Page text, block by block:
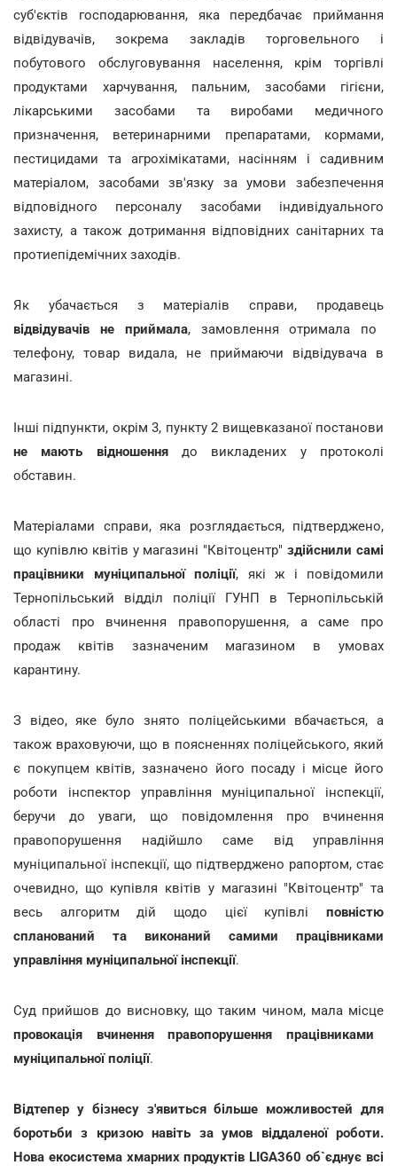
суб'єктів господарювання, яка передбачає приймання
відвідувачів, зокрема закладів торговельного і
побутового обслуговування населення, крім торгівлі
продуктами харчування, пальним, засобами гігієни,
лікарськими засобами та виробами медичного
призначення, ветеринарними препаратами, кормами,
пестицидами та агрохімікатами, насінням і садивним
матеріалом, засобами зв'язку за умови забезпечення
відповідного персоналу засобами індивідуального
захисту, а також дотримання відповідних санітарних та
протиепідемічних заходів.
Як убачається з матеріалів справи, продавець
відвідувачів
не приймала, замовлення отримала по
телефону, товар видала, не приймаючи відвідувача в
магазині.
Інші підпункти, окрім 3, пункту 2 вищевказаної постанови
не мають відношеннядо викладених у протоколі
обставин.
Матеріалами справи, яка розглядається, підтверджено,
що купівлю квітів у магазині "Квітоцентр"здійснили самі
працівники муніципальної поліції, які ж і повідомили
Тернопільський відділ поліції ГУНП в Тернопільській
області про вчинення правопорушення, а саме про
продаж квітів зазначеним магазином в умовах
карантину.
З відео, яке було знято поліцейськими вбачається, а
також враховуючи, що в поясненнях поліцейського, який
є покупцем квітів, зазначено його посаду і місце його
роботи інспектор управління муніципальної інспекції,
беручи до уваги, що повідомлення про вчинення
правопорушення надійшло саме від управління
муніципальної інспекції, що підтверджено рапортом, стає
очевидно, що купівля квітів у магазині "Квітоцентр" та
весь алгоритм дій щодо цієї купівлі повністю
спланований та виконаний самими працівниками
управління муніципальної інспекції.
Суд прийшов до висновку, що таким чином, мала місце
провокація вчинення правопорушення працівниками
муніципальної поліції.
Відтепер у бізнесу з'явиться більше можливостей для
боротьби з кризою навіть за умов віддаленої роботи.
Нова екосистема хмарних продуктів LIGA360 об`єднує всі